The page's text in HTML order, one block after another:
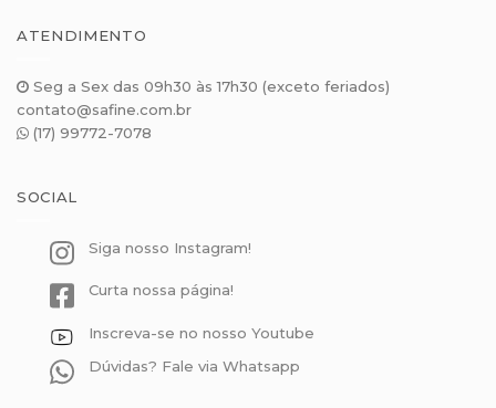
ATENDIMENTO
Seg a Sex das 09h30 às 17h30 (exceto feriados)
contato@safine.com.br
(17) 99772-7078
SOCIAL
Siga nosso Instagram!
Curta nossa página!
Inscreva-se no nosso Youtube
Dúvidas? Fale via Whatsapp